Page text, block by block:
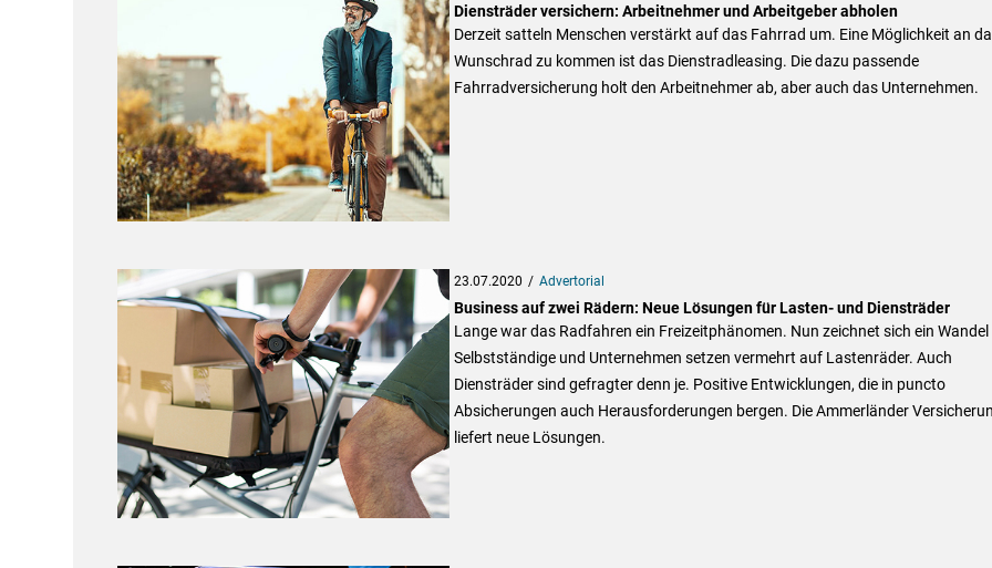
Diensträder versichern: Arbeitnehmer und Arbeitgeber abholen
Derzeit satteln Menschen verstärkt auf das Fahrrad um. Eine Möglichkeit an
Wunschrad zu kommen ist das Dienstradleasing. Die dazu passende
Fahrradversicherung holt den Arbeitnehmer ab, aber auch das Unternehmen.
23.07.2020 Advertorial
Business auf zwei Rädern: Neue Lösungen für Lasten- und Diensträder
Lange war das Radfahren ein Freizeitphänomen. Nun zeichnet sich ein Wandel
Selbstständige und Unternehmen setzen vermehrt auf Lastenräder. Auch
Diensträder sind gefragter denn je. Positive Entwicklungen, die in puncto
Absicherungen auch Herausforderungen bergen. Die Ammerländer
liefert neue Lösungen.